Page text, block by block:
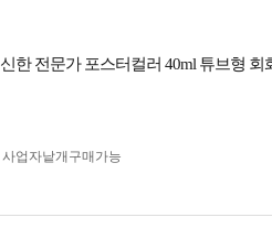
신한 전문가 포스터컬러 40ml 튜브형
사업자 낱개구매가능